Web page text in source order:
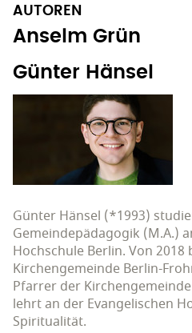
AUTOREN
Anselm Grün
Günter Hänsel
Günter Hänsel (*1993)
Gemeindepädagogik (M.A.)
Hochschule Berlin. Von
Kirchengemeinde Berlin-
Pfarrer der
lehrt an der Evangelischen
Spiritualität.